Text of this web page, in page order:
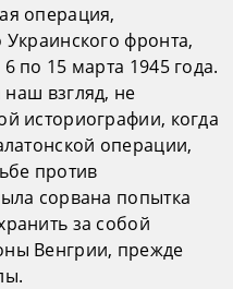
операция,
фронта,
по 15 марта 1945 года.
наш взгляд, не
историографии, когда
операции,
против
сорвана попытка
за собой
Венгрии, прежде